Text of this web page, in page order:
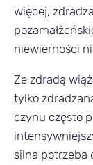
więcej,
niewierności
Ze zdradą
tylko
czynu często
silna potrzeba